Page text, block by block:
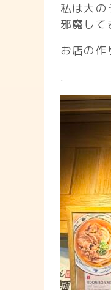
私は大
邪魔して
お店の作
.